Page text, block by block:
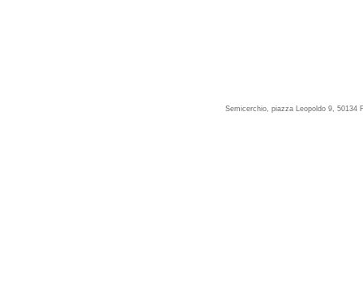
Semicerchio, piazza Leopoldo 9, 50134